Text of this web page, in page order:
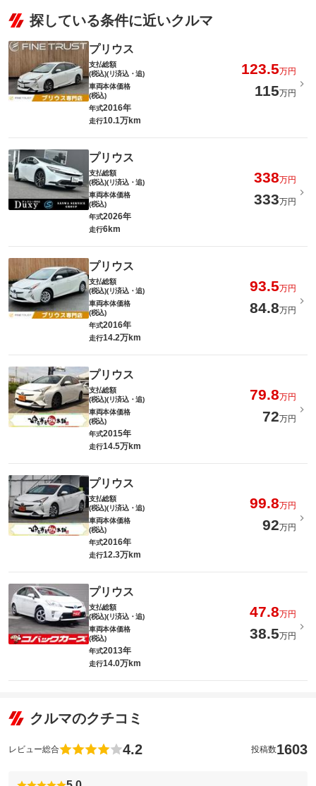
探している条件に近いクルマ
プリウス
支払総額
(税込)(リ済込・追)
123.5万円
車両本体価格
(税込)
115万円
年式2016年
走行10.1万km
プリウス
支払総額
(税込)(リ済込・追)
338万円
車両本体価格
(税込)
333万円
年式2026年
走行6km
プリウス
支払総額
(税込)(リ済込・追)
93.5万円
車両本体価格
(税込)
84.8万円
年式2016年
走行14.2万km
プリウス
支払総額
(税込)(リ済込・追)
79.8万円
車両本体価格
(税込)
72万円
年式2015年
走行14.5万km
プリウス
支払総額
(税込)(リ済込・追)
99.8万円
車両本体価格
(税込)
92万円
年式2016年
走行12.3万km
プリウス
支払総額
(税込)(リ済込・追)
47.8万円
車両本体価格
(税込)
38.5万円
年式2013年
走行14.0万km
クルマのクチコミ
レビュー総合 4.2 投稿数1603